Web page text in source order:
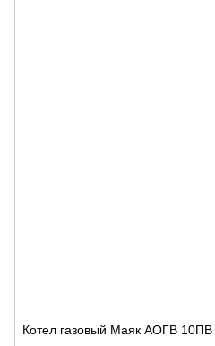
Котел газовый Маяк АОГВ 10ПВ